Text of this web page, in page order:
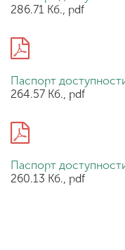
286.71 Кб., pdf
Паспорт
264.57 Кб., pdf
Паспорт
260.13 Кб., pdf